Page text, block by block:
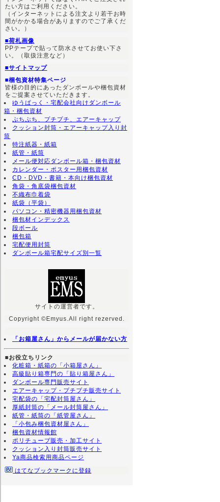
たい方はご利用ください。
（インターネットによる注文より若干お時
間がかかる場合がありますのでご了承くだ
さい。）
■荷札画像
PPテープで貼って防水させてお使い下さ
い。（取扱注意など）
■サイトマップ
■梱包資材特集ページ
皆様の目的にあったダンボールや梱包資材
をご提案させていただきます。
ゆうぱっく・宅配会社向けダンボール
箱・梱包資材
ぷちぷち、プチプチ、エアーキャップ
クッション封筒・エアーキャップ入り封
筒
特注紙器・紙箱
紙管・紙筒
メール便対応ダンボール箱・梱包資材
カレンダー・ポスター用梱包資材
CD・DVD・書籍・本向け梱包資材
角袋・角底袋梱包資材
不織布巾着袋
紙袋（平袋）
パソコン・精密機器用梱包資材
梱包材インデックス
段ボール
梱包箱
宅配便用封筒
ダンボール箱宅配サイズ別一覧
サイトの運営者です。
Copyright ©Emyus.All right rezerved.
「お箱屋さん」からメールが届かない方
■お役立ちリンク
化粧箱・紙箱の「小箱屋さん」
高級貼り箱専門の「貼り箱屋さん」
ダンボール専門販売サイト
エアーキャップ・プチプチ販売サイト
宅配袋の「宅配封筒屋さん」
厚紙封筒の「メール封筒屋さん」
紙管・紙筒の「紙管屋さん」
「小包み梱包資材屋さん」
梱包資材情報館
ポリチューブ販売・加工サイト
クッション入り封筒販売サイト
Ya商品検索用商品ページ
はてなブックマークに登録